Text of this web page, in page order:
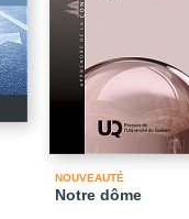
NOUVEAUTÉ
Notre dôme